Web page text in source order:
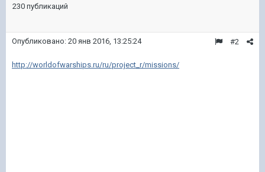
230 публикаций
#2
Опубликовано: 20 янв 2016, 13:25:24
http://worldofwarships.ru/ru/project_r/missions/